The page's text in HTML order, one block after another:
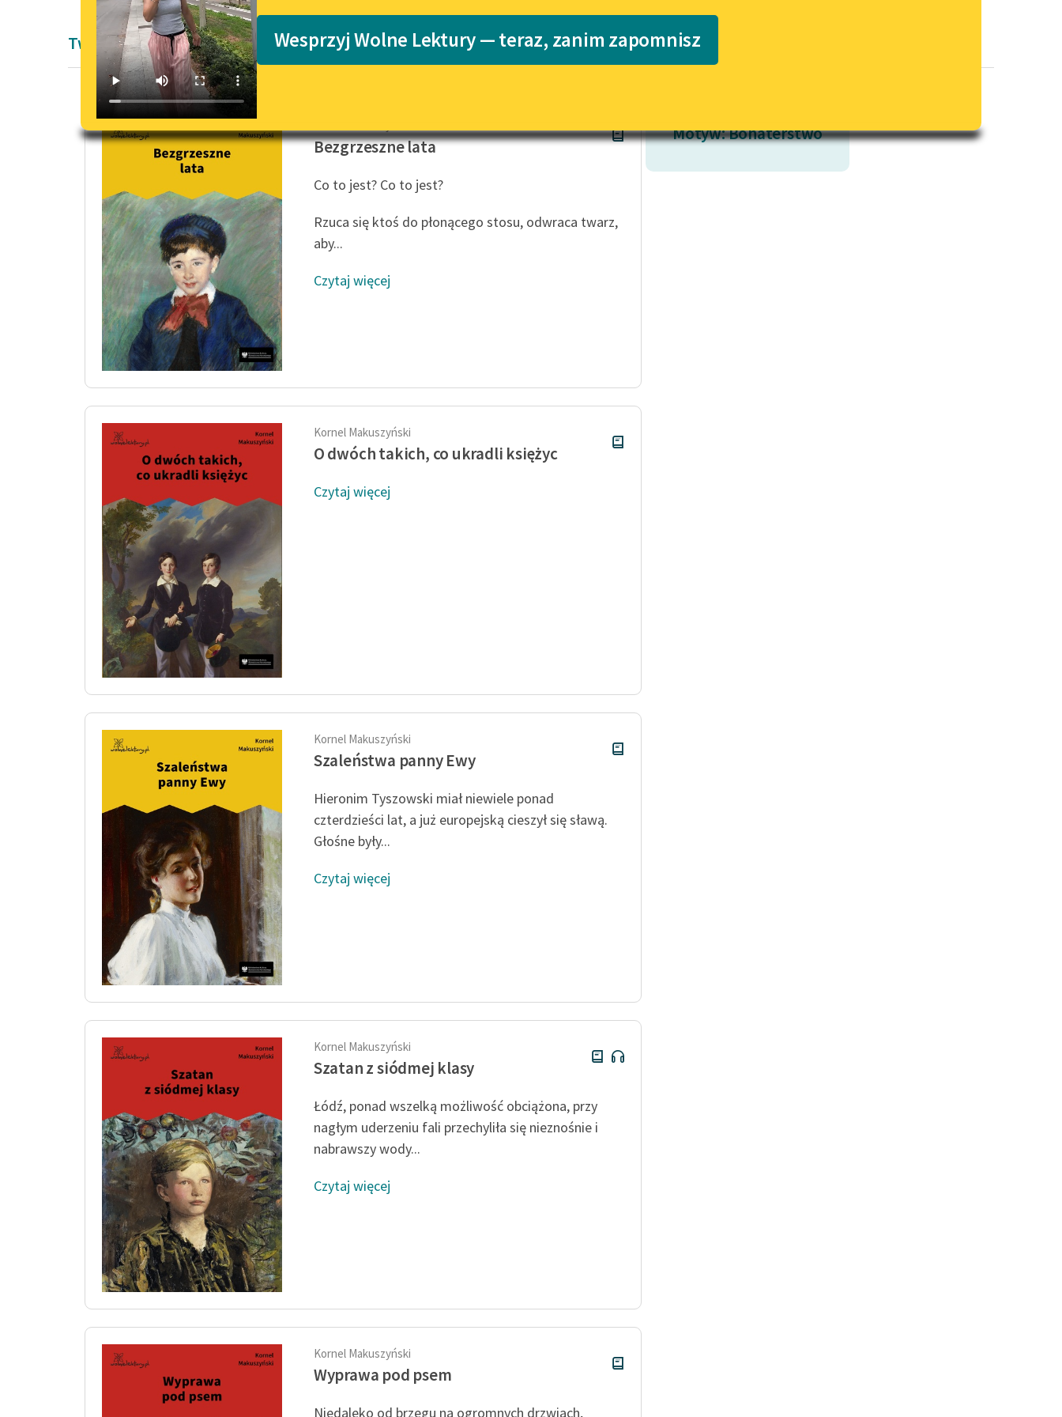
Lektury szkolne i klasyka
literatury do słuchania dla
E-kolekcja lektur szkolnych i
literatury do słuchania dla
niepełnosprawnościami
Popularyzacja skandynawskiej
literatury feministycznej
Katalog
Katalog w formacie PDF
wrażliwych
Deklaracja dostępności
Wesprzyj Wolne Lektury — teraz, zanim zapomnisz
Twórczość Kornela Makuszyńskiego
Bezgrzeszne lata
Co to jest? Co to jest?
Rzuca się ktoś do płonącego stosu, odwraca twarz,
aby...
Czytaj więcej
Kornel Makuszyński
O dwóch takich, co ukradli księżyc
Czytaj więcej
Kornel Makuszyński
Szaleństwa panny Ewy
Hieronim Tyszowski miał niewiele ponad
czterdzieści lat, a już europejską cieszył się sławą.
Głośne były...
Czytaj więcej
Kornel Makuszyński
Szatan z siódmej klasy
Łódź, ponad wszelką możliwość obciążona, przy
nagłym uderzeniu fali przechyliła się nieznośnie i
nabrawszy wody...
Czytaj więcej
Kornel Makuszyński
Wyprawa pod psem
Niedaleko od brzegu na ogromnych drzwiach,
Motyw: Bohaterstwo